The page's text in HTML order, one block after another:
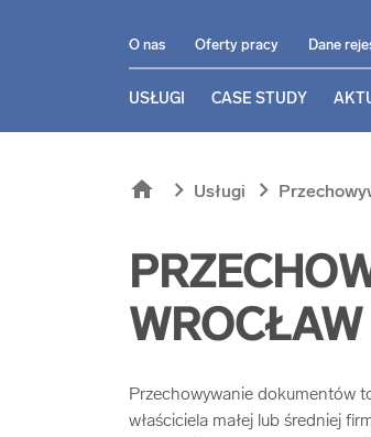
O nas Oferty pracy Dane
USŁUGI CASE STUDY
home chevron_right Usługi chevron_right
WROCŁAW
Przechowywanie dokumentów
właściciela małej lub średniej